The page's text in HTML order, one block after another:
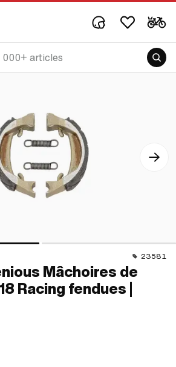
23581
Mâchoires de
Racing fendues |